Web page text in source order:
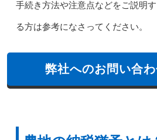
手続き方法や注意点などをご説明
る方は参考になさってください。
弊社へのお問い合